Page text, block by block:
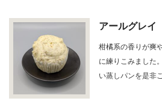
アールグレイ
柑橘系の香りが爽
に練りこみました
い蒸しパンを是非